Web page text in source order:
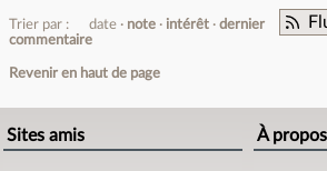
Trier par : date note intérêt
dernier
commentaire
Revenir en haut de page
Sites amis À